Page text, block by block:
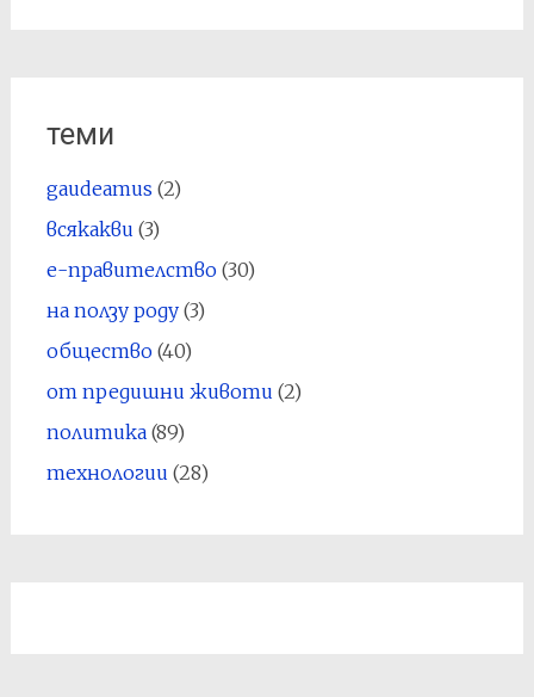
теми
gaudeamus (2)
всякакви (3)
е-правителство(30)
на ползу роду(3)
общество(40)
от предишни животи (2)
политика(89)
технологии (28)